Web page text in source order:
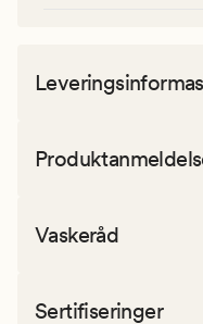
Vaskeråd
Sertifiseringer